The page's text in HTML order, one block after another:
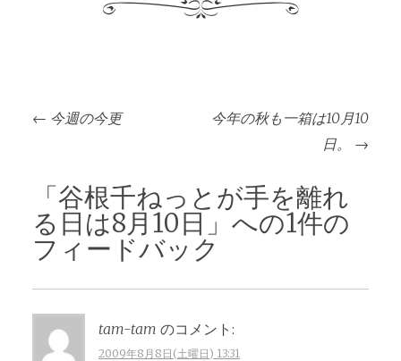
投
稿
ビ
ゲ
ー
シ
ョ
ン
← 今週の今更
今年の秋も一箱は10月10
日。 →
「谷根千ねっとが手を離れ
る日は8月10日 」への1件の
フィードバック
tam-tam のコメント:
2009年8月8日(土曜日) 13:31